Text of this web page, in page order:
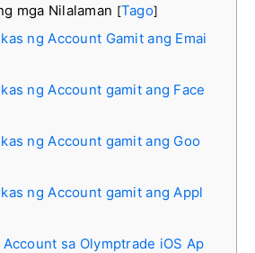
mga Nilalaman [Tago]
ng Account Gamit ang Emai
ng Account gamit ang Face
ng Account gamit ang Goo
ng Account gamit ang Appl
sa Olymptrade iOS Ap